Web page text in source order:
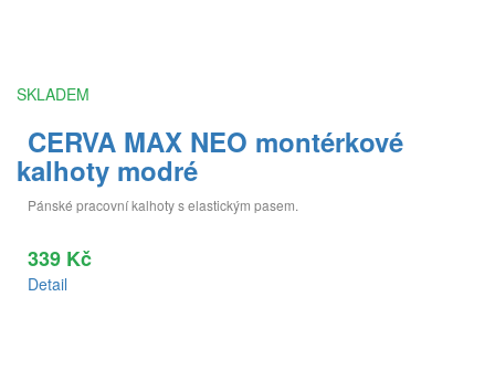
SKLADEM
CERVA MAX NEO montérkové
kalhoty modré
Pánské pracovní kalhoty s elastickým pasem.
339 Kč
Detail